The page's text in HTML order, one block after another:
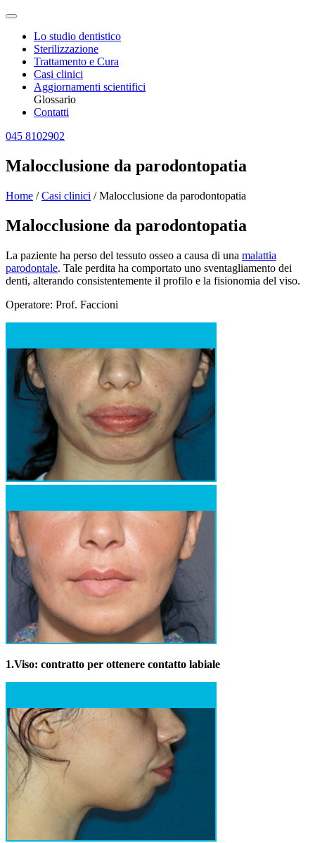
Lo studio dentistico
Sterilizzazione
Trattamento e Cura
Casi clinici
Aggiornamenti scientifici
Glossario
Contatti
045 8102902
Malocclusione da parodontopatia
Home /Casi clinici /Malocclusione da parodontopatia
Malocclusione da parodontopatia
La paziente ha perso del tessuto osseo a causa di una malattia
parodontale. Tale perdita ha comportato uno sventagliamento dei
denti, alterando consistentemente il profilo e la fisionomia del viso.
Operatore: Prof. Faccioni
1.Viso: contratto per ottenere contatto labiale